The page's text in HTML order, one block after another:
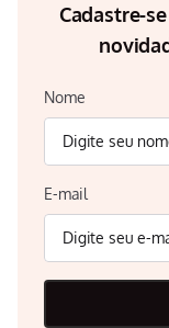
Cadastre-
Nome
E-mail